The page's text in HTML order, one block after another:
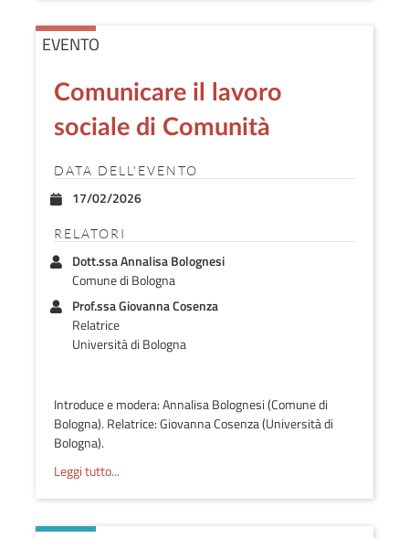
EVENTO
Comunicare il lavoro
sociale di Comunità
DATA DELL'EVENTO
17/02/2026
RELATORI
Dott.ssa Annalisa Bolognesi
Comune di Bologna
Prof.ssa Giovanna Cosenza
Relatrice
Università di Bologna
Introduce e modera: Annalisa Bolognesi (Comune di
Bologna). Relatrice: Giovanna Cosenza (Università di
Bologna).
Leggi tutto...